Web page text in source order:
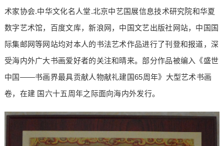
术家协会.中华文化名人堂.北京中艺国展信息技术研究院和华夏
数字艺术馆，百度文库，新浪网，中国文艺出版社网站，中国国
际集邮网等网站均对本人的书法艺术作品进行了刊登和报道，深
受海内外广大书画爱好者的关注和晴来。部分作品被编入《盛世
中国——书画界最具贡献人物献礼建国65周年》大型艺术书画
卷，在建 国六十五周年之际面向海内外发行。